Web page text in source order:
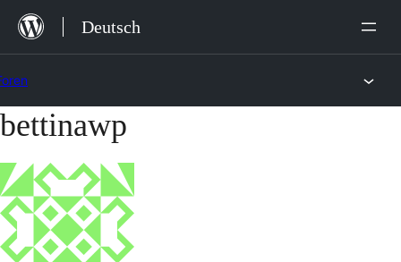
Zum
Inhalt
Deutsch
Zum
springen
bettinawp